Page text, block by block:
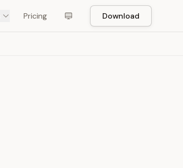
Pricing Download